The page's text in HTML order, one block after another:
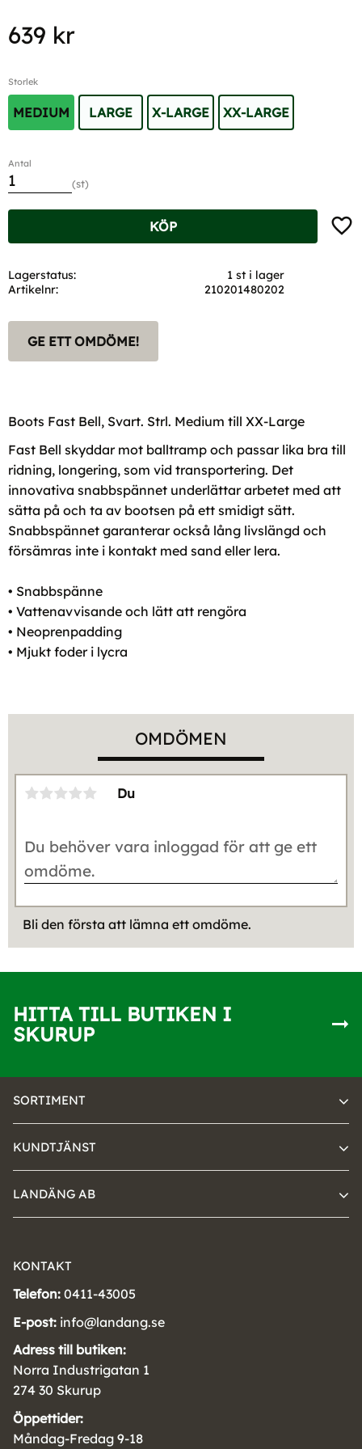
639 kr
Storlek
MEDIUM LARGE X-LARGE XX-LARGE
Antal
st
KÖP
Lagerstatus
1 st i lager
Artikelnr
210201480202
GE ETT OMDÖME!
Boots Fast Bell, Svart. Strl. Medium till XX-Large
Fast Bell skyddar mot balltramp och passar lika bra till
ridning, longering, som vid transportering. Det
innovativa snabbspännet underlättar arbetet med att
sätta på och ta av bootsen på ett smidigt sätt.
Snabbspännet garanterar också lång livslängd och
försämras inte i kontakt med sand eller lera.
• Snabbspänne
• Vattenavvisande och lätt att rengöra
• Neoprenpadding
• Mjukt foder i lycra
OMDÖMEN
Du
Bli den första att lämna ett omdöme.
HITTA TILL BUTIKEN I
SKURUP
SORTIMENT
KUNDTJÄNST
LANDÄNG AB
KONTAKT
Telefon: 0411-43005
E-post: info@landang.se
Adress till butiken:
Norra Industrigatan 1
274 30 Skurup
Öppettider:
Måndag-Fredag 9-18